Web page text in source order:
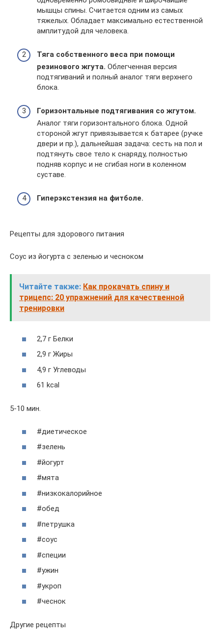
мышцы спины. Считается одним из самых
тяжелых. Обладает максимально естественной
амплитудой для человека.
Тяга собственного веса при помощи
резинового жгута. Облегченная версия
подтягиваний и полный аналог тяги верхнего
блока.
Горизонтальные подтягивания со жгутом.
Аналог тяги горизонтального блока. Одной
стороной жгут привязывается к батарее (ручке
двери и пр.), дальнейшая задача: сесть на пол и
подтянуть свое тело к снаряду, полностью
подняв корпус и не сгибая ноги в коленном
суставе.
Гиперэкстензия на фитболе.
Рецепты для здорового питания
Соус из йогурта с зеленью и чесноком
Читайте также: Как прокачать спину и
трицепс: 20 упражнений для качественной
тренировки
2,7 г Белки
2,9 г Жиры
4,9 г Углеводы
61 kcal
5-10 мин.
#диетическое
#зелень
#йогурт
#мята
#низкокалорийное
#обед
#петрушка
#соус
#специи
#ужин
#укроп
#чеснок
Другие рецепты